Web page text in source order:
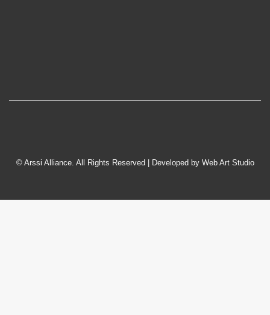
© Arssi Alliance. All Rights Reserved | Developed by Web Art Studio